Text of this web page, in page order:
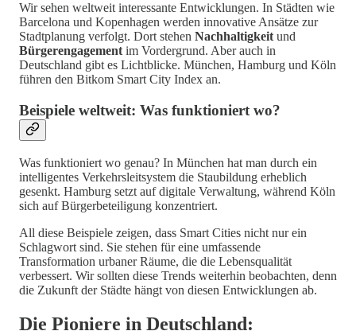
Wir sehen weltweit interessante Entwicklungen. In Städten wie
Barcelona und Kopenhagen werden innovative Ansätze zur
Stadtplanung verfolgt. Dort stehen Nachhaltigkeit und
Bürgerengagement im Vordergrund. Aber auch in
Deutschland gibt es Lichtblicke. München, Hamburg und Köln
führen den Bitkom Smart City Index an.
Beispiele weltweit: Was funktioniert wo?
Was funktioniert wo genau? In München hat man durch ein
intelligentes Verkehrsleitsystem die Staubildung erheblich
gesenkt. Hamburg setzt auf digitale Verwaltung, während Köln
sich auf Bürgerbeteiligung konzentriert.
All diese Beispiele zeigen, dass Smart Cities nicht nur ein
Schlagwort sind. Sie stehen für eine umfassende
Transformation urbaner Räume, die die Lebensqualität
verbessert. Wir sollten diese Trends weiterhin beobachten, denn
die Zukunft der Städte hängt von diesen Entwicklungen ab.
Die Pioniere in Deutschland: